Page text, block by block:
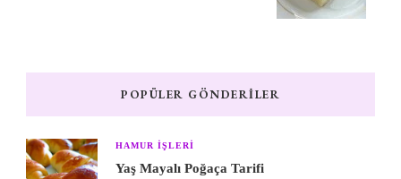
POPÜLER GÖNDERILER
HAMUR IŞLERI
Yaş Mayalı Poğaça Tarifi